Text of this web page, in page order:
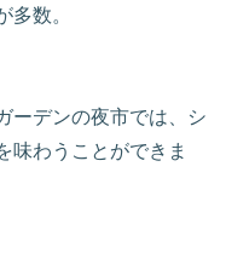
多数。
ーデンの夜市では、シ
味わうことができま